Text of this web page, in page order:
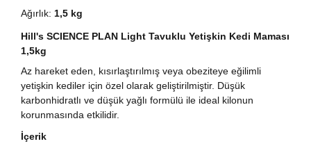
Ağırlık: 1,5 kg
Hill's SCIENCE PLAN Light Tavuklu Yetişkin Kedi Maması
1,5kg
Az hareket eden, kısırlaştırılmış veya obeziteye eğilimli
yetişkin kediler için özel olarak geliştirilmiştir. Düşük
karbonhidratlı ve düşük yağlı formülü ile ideal kilonun
korunmasında etkilidir.
İçerik